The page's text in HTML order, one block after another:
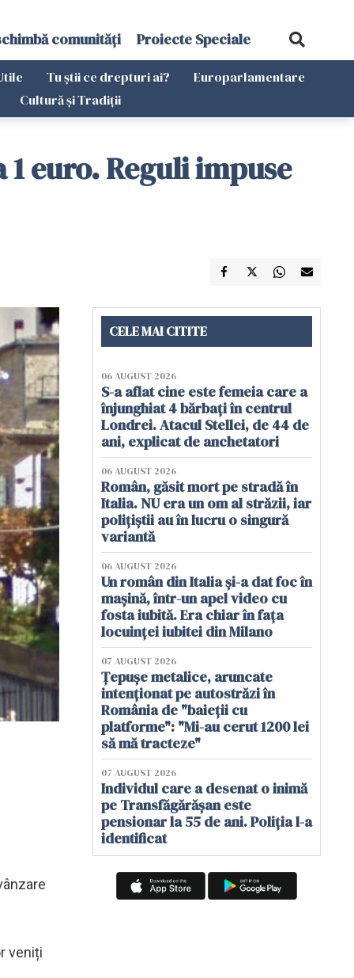
comunități Proiecte Speciale
Tu știi ce drepturi ai?
Europarlamentare
Cultură și Tradiții
euro. Reguli impuse
veniți
CELE MAI CITITE
06 AUGUST 2026
S-a aflat cine este femeia care a
înjunghiat 4 bărbați în centrul
Londrei. Atacul Stellei, de 44 de
ani, explicat de anchetatori
06 AUGUST 2026
Român, găsit mort pe stradă în
Italia. NU era un om al străzii, iar
polițiștii au în lucru o singură
variantă
06 AUGUST 2026
Un român din Italia și-a dat foc în
mașină, într-un apel video cu
fosta iubită. Era chiar în fața
locuinței iubitei din Milano
07 AUGUST 2026
Țepușe metalice, aruncate
intenționat pe autostrăzi în
România de "baieții cu
platforme": "Mi-au cerut 1200 lei
să mă tracteze"
07 AUGUST 2026
Individul care a desenat o inimă
pe Transfăgărășan este
pensionar la 55 de ani. Poliția l-a
identificat